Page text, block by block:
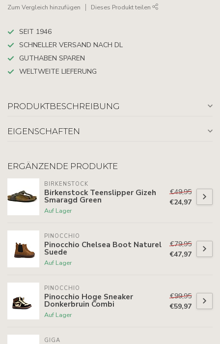
Zum Vergleich hinzufügen Dieses Produkt teilen
SEIT 1946
SCHNELLER VERSAND NACH DL
GUTHABEN SPAREN
WELTWEITE LIEFERUNG
PRODUKTBESCHREIBUNG
EIGENSCHAFTEN
ERGÄNZENDE PRODUKTE
BIRKENSTOCK
Birkenstock Teenslipper Gizeh
Smaragd Green
Auf Lager
€49,95
€24,97
PINOCCHIO
Pinocchio Chelsea Boot Naturel
Suede
Auf Lager
€79,95
€47,97
PINOCCHIO
Pinocchio Hoge Sneaker
Donkerbruin Combi
Auf Lager
€99,95
€59,97
GIGA